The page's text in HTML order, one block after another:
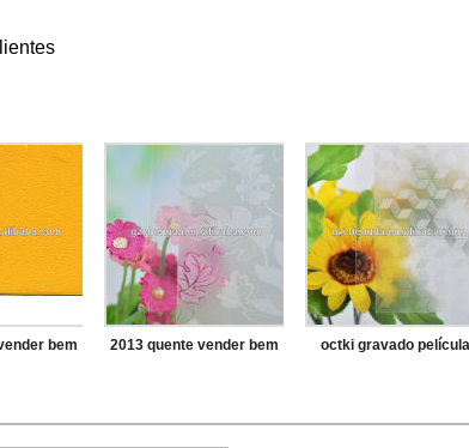
bem 2013 quente vender bem octki gravado película